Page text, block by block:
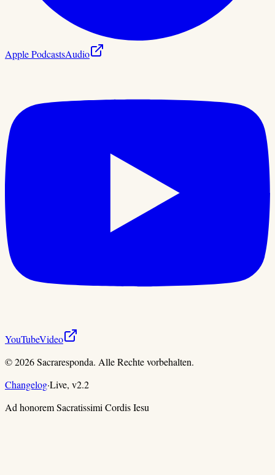
Apple PodcastsAudio
YouTubeVideo
©2026Sacraresponda. Alle Rechte vorbehalten.
Changelog·Live, v2.2
Ad honorem Sacratissimi Cordis Iesu